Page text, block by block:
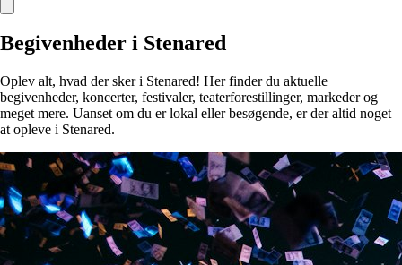
Begivenheder i Stenared
Oplev alt, hvad der sker i Stenared! Her finder du aktuelle
begivenheder, koncerter, festivaler, teaterforestillinger, markeder og
meget mere. Uanset om du er lokal eller besøgende, er der altid noget
at opleve i Stenared.